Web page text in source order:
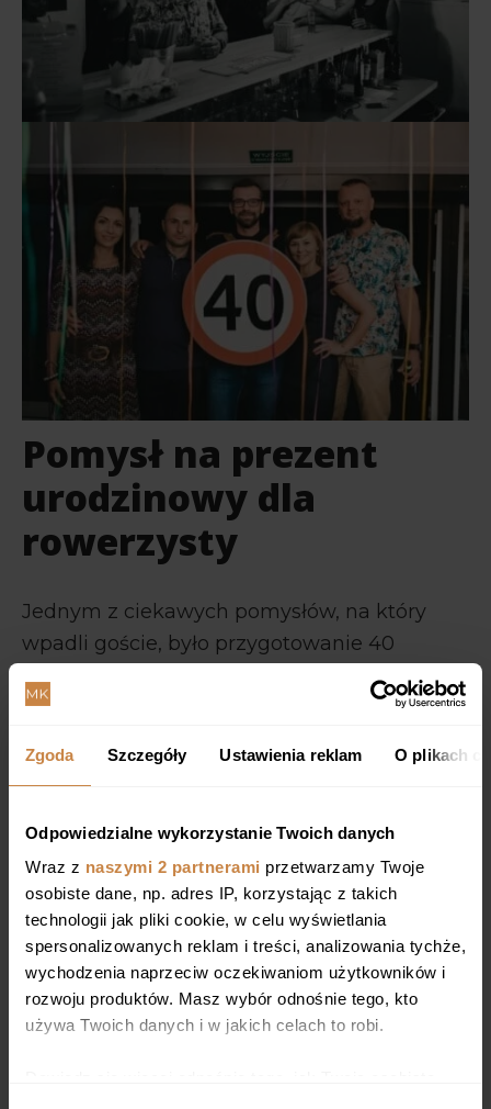
Zgoda Szczegóły Ustawienia reklam O plikach
Odpowiedzialne wykorzystanie Twoich danych
Wraz z naszymi 2 partnerami przetwarzamy Twoje
osobiste dane, np. adres IP, korzystając z takich
technologii jak pliki cookie, w celu wyświetlania
spersonalizowanych reklam i treści, analizowania tychże,
wychodzenia naprzeciw oczekiwaniom użytkowników i
rozwoju produktów. Masz wybór odnośnie tego, kto
używa Twoich danych i w jakich celach to robi.
Pomysł na prezent
urodzinowy dla
rowerzysty
Jednym z ciekawych pomysłów, na który
wpadli goście, było przygotowanie 40
różnych prezentów dla solenizanta. Ich było
mniej, ale zrobili to tak, że ilość była
rozpakowania, od malutkich paczek, aż po